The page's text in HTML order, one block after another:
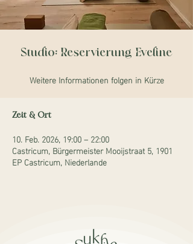
Studio: Reservierung Eveline
Weitere Informationen folgen in Kürze
Zeit & Ort
10. Feb. 2026, 19:00 – 22:00
Castricum, Bürgermeister Mooijstraat 5, 1901
EP Castricum, Niederlande